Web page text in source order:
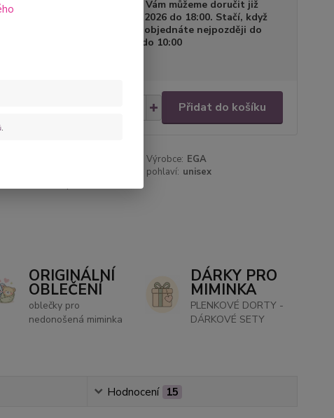
Doba dodání
Zboží Vám můžeme doručit již
10.08.2026 do 18:00. Stačí, když
zboží objednáte nejpozději do
zítra do 10:00
Přidat do košíku
Výrobce: EGA
pohlaví: unisex
ORIGINÁLNÍ
OBLEČENÍ
oblečky pro
nedonošená miminka
DÁRKY PRO
MIMINKA
PLENKOVÉ DORTY -
DÁRKOVÉ SETY
Hodnocení 15
.